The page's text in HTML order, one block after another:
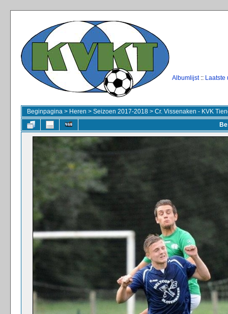
Albumlijst:: Laatste
Beginpagina > Heren > Seizoen 2017-2018 > Cr. Vissenaken - KVK